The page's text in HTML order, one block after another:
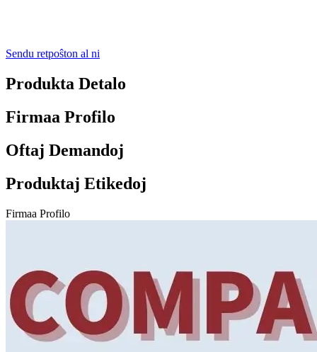
Sendu retpoŝton al ni
Produkta Detalo
Firmaa Profilo
Oftaj Demandoj
Produktaj Etikedoj
Firmaa Profilo